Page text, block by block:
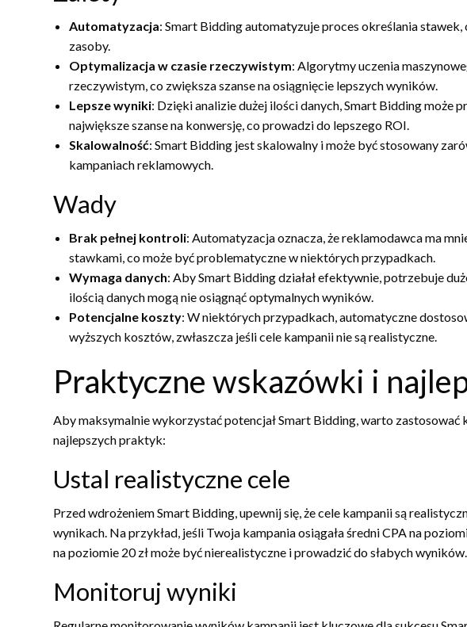
Automatyzacja: Smart Bidding automatyzuje proces określania
zasoby.
Optymalizacja w czasie rzeczywistym: Algorytmy uczenia
rzeczywistym, co zwiększa szanse na osiągnięcie lepszych wyników.
Lepsze wyniki: Dzięki analizie dużej ilości danych, Smart Bidding może
największe szanse na konwersję, co prowadzi do lepszego ROI.
Skalowalność: Smart Bidding jest skalowalny i może być stosowany
kampaniach reklamowych.
Wady
Brak pełnej kontroli: Automatyzacja oznacza, że reklamodawca ma
stawkami, co może być problematyczne w niektórych przypadkach.
Wymaga danych: Aby Smart Bidding działał efektywnie, potrzebuje
ilością danych mogą nie osiągnąć optymalnych wyników.
Potencjalne koszty: W niektórych przypadkach, automatyczne
wyższych kosztów, zwłaszcza jeśli cele kampanii nie są realistyczne.
Praktyczne wskazówki i
Aby maksymalnie wykorzystać potencjał Smart Bidding, warto
najlepszych praktyk:
Ustal realistyczne cele
Przed wdrożeniem Smart Bidding, upewnij się, że cele kampanii są
wynikach. Na przykład, jeśli Twoja kampania osiągała średni CPA na
na poziomie 20 zł może być nierealistyczne i prowadzić do słabych wyników.
Monitoruj wyniki